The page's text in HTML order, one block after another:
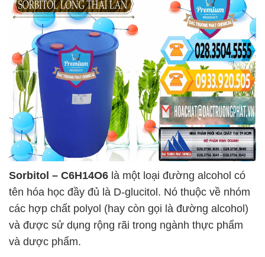
Sorbitol – C6H14O6 là một loại đường alcohol có
tên hóa học đầy đủ là D-glucitol. Nó thuộc về nhóm
các hợp chất polyol (hay còn gọi là đường alcohol)
và được sử dụng rộng rãi trong ngành thực phẩm
và dược phẩm.